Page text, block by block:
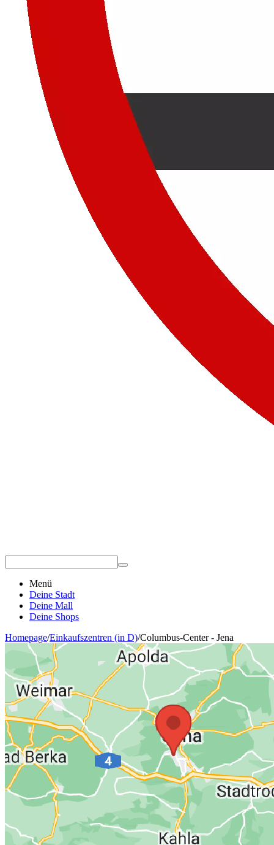
Menü
Deine Stadt
Deine Mall
Deine Shops
Homepage/Einkaufszentren (in D)/Columbus-Center - Jena